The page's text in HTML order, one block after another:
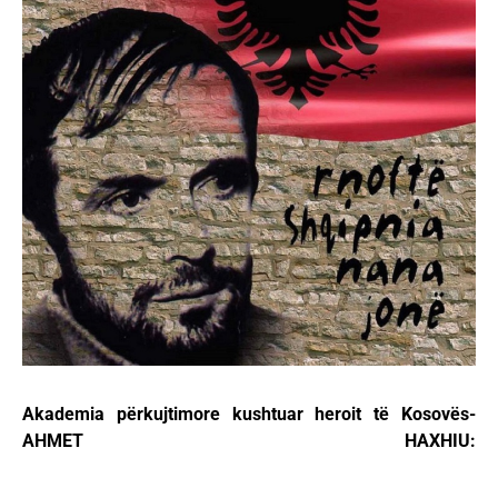
Akademia përkujtimore kushtuar heroit të Kosovës-
AHMET HAXHIU: